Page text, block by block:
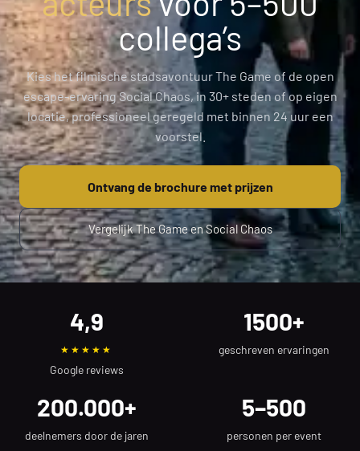
collega’s
Kies het filmische stadsavontuur The Game of de open
escape-ervaring Social Chaos, in 30+ steden of op eigen
locatie, professioneel geregeld met binnen 24 uur een
voorstel.
Ontvang de brochure met prijzen
Vergelijk The Game en Social Chaos
4,9
★★★★★
Google reviews
1500+
geschreven ervaringen
200.000+
deelnemers door de jaren
5–500
personen per event